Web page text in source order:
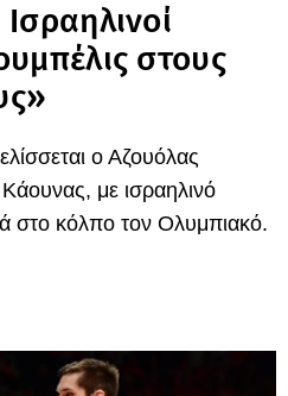
στους
ο Αζουόλας
με ισραηλινό
στο κόλπο τον Ολυμπιακό.